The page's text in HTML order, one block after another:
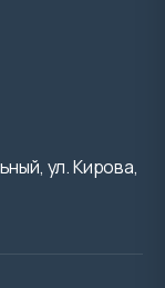
ул. Кирова,